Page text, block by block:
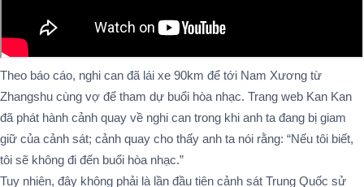
Theo báo cáo, nghi can đã lái xe 90km để tới Nam Xương từ
Zhangshu cùng vợ để tham dự buổi hòa nhạc. Trang web Kan Kan
đã phát hành cảnh quay về nghi can trong khi anh ta đang bị giam
giữ của cảnh sát; cảnh quay cho thấy anh ta nói rằng: “Nếu tôi biết,
tôi sẽ không đi đến buổi hòa nhạc.”
Tuy nhiên, đây không phải là lần đầu tiên cảnh sát Trung Quốc sử